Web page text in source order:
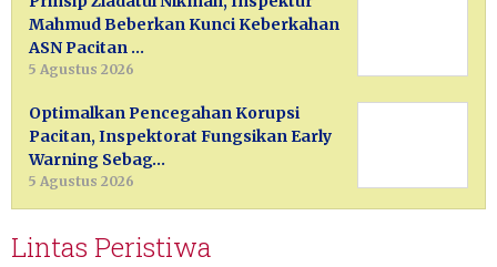
Mahmud Beberkan Kunci Keberkahan
ASN Pacitan …
5 Agustus 2026
Optimalkan Pencegahan Korupsi
Pacitan, Inspektorat Fungsikan Early
Warning Sebag…
5 Agustus 2026
Lintas Peristiwa